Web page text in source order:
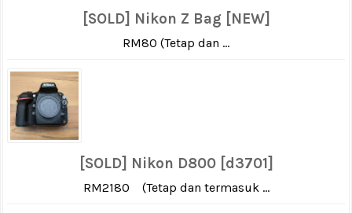
[SOLD] Nikon Z Bag [NEW]
RM80 (Tetap dan ...
[SOLD] Nikon D800 [d3701]
RM2180 (Tetap dan termasuk ...